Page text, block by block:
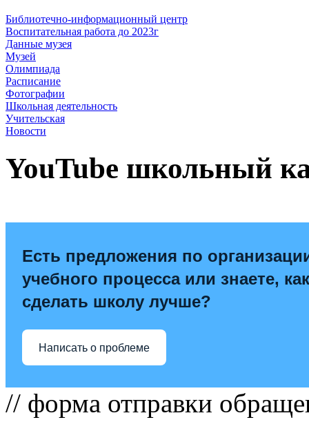
Библиотечно-информационный центр
Воспитательная работа до 2023г
Данные музея
Музей
Олимпиада
Расписание
Фотографии
Школьная деятельность
Учительская
Новости
YouTube школьный
Есть предложения по
учебного процесса или знаете, как
сделать школу лучше?
Написать о проблеме
// форма отправки